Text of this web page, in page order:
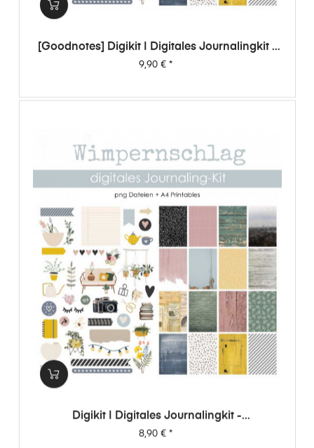
[Goodnotes] Digikit | Digitales Journalingkit -
Wimpernschlag
Preis
9,90 €*
Digikit | Digitales Journalingkit -
Wimpernschlag
Preis
8,90 €*